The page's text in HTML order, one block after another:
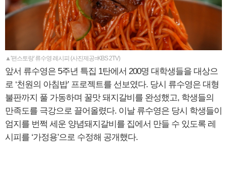
▲'편스토랑' 류수영 레시피 (사진제공=KBS 2TV)
앞서 류수영은 5주년 특집 1탄에서 200명 대학생들을 대상으
로 ‘천원의 아침밥’ 프로젝트를 선보였다. 당시 류수영은 대형
불판까지 풀 가동하며 꿀맛 돼지갈비를 완성했고, 학생들의
만족도를 극강으로 끌어올렸다. 이날 류수영은 당시 학생들이
엄지를 번쩍 세운 양념돼지갈비를 집에서 만들 수 있도록 레
시피를 ‘가정용’으로 수정해 공개했다.